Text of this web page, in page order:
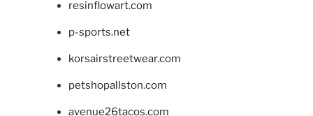
resinflowart.com
p-sports.net
korsairstreetwear.com
petshopallston.com
avenue26tacos.com